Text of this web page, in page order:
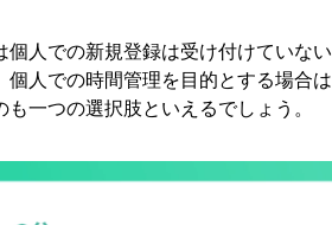
個人での新規登録は受け付けていな
個人での時間管理を目的とする場合
一つの選択肢といえるでしょう。